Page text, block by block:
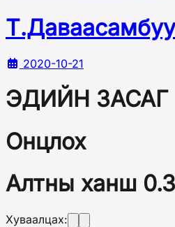
Т.Даваасамбуу
2020-10-21
ЭДИЙН ЗАСАГ
Онцлох
Алтны ханш
Хуваалцах: